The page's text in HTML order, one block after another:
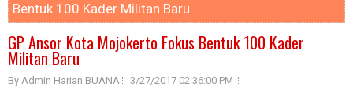
Bentuk 100 Kader Militan Baru
GP Ansor Kota Mojokerto Fokus Bentuk 100 Kader
Militan Baru
By Admin Harian BUANA 3/27/2017 02:36:00 PM